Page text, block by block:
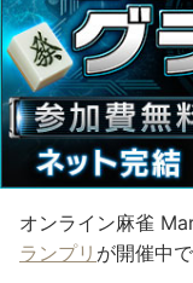
オンライン麻雀
ランプリ が開催中で